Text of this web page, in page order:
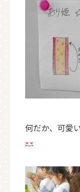
何だか、可愛